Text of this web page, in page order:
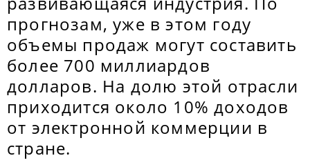
прогнозам, уже в этом году
объемы продаж могут составить
более 700 миллиардов
долларов. На долю этой отрасли
приходится около 10% доходов
от электронной коммерции в
стране.